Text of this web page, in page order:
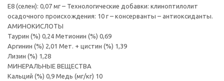
E8 (селен): 0,07 мг – Технологические добавки: клиноптилолит
осадочного происхождения: 10 г – консерванты – антиоксиданты.
АМИНОКИСЛОТЫ
Таурин (%) 0,24 Метионин (%) 0,69
Аргинин (%) 2,01 Мет. + цистин (%) 1,39
Лизин (%) 1,28
МИНЕРАЛЬНЫЕ ВЕЩЕСТВА
Кальций (%) 0,9 Медь (мг/кг) 10